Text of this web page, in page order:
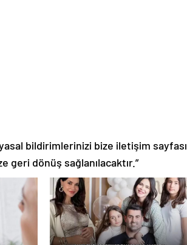
bildirimlerinizi bize iletişim sayfası
dönüş sağlanılacaktır.”